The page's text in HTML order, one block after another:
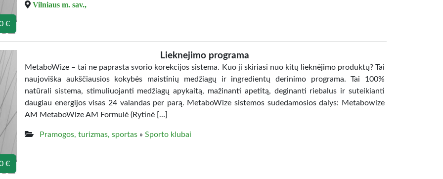
€
Vilniaus m. sav.,
€
Lieknejimo programa
MetaboWize – tai ne paprasta svorio korekcijos sistema. Kuo ji skiriasi nuo kitų lieknėjimo produktų? Tai
naujoviška aukščiausios kokybės maistinių medžiagų ir ingredientų derinimo programa. Tai 100%
natūrali sistema, stimuliuojanti medžiagų apykaitą, mažinanti apetitą, deginanti riebalus ir suteikianti
daugiau energijos visas 24 valandas per parą. MetaboWize sistemos sudedamosios dalys: Metabowize
AM MetaboWize AM Formulė (Rytinė […]
Pramogos, turizmas, sportas » Sporto klubai